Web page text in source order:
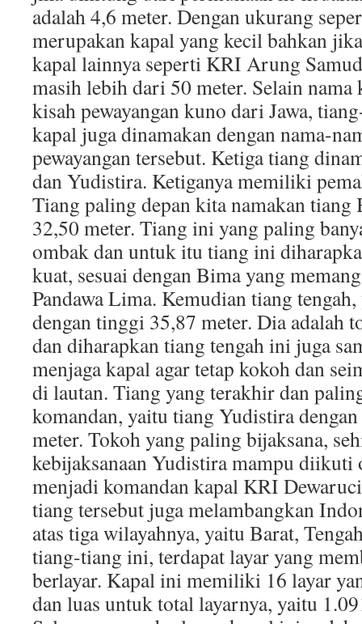
adalah 4,6 meter. Dengan ukurang
merupakan kapal yang kecil bahkan
kapal lainnya seperti KRI Arung
masih lebih dari 50 meter. Selain nama
kisah pewayangan kuno dari Jawa,
kapal juga dinamakan dengan nama-
pewayangan tersebut. Ketiga tiang
dan Yudistira. Ketiganya memiliki
Tiang paling depan kita namakan tiang
32,50 meter. Tiang ini yang paling
ombak dan untuk itu tiang ini
kuat, sesuai dengan Bima yang
Pandawa Lima. Kemudian tiang
dengan tinggi 35,87 meter. Dia adalah
dan diharapkan tiang tengah ini juga
menjaga kapal agar tetap kokoh dan
di lautan. Tiang yang terakhir dan
komandan, yaitu tiang Yudistira
meter. Tokoh yang paling bijaksana,
kebijaksanaan Yudistira mampu diikuti
menjadi komandan kapal KRI
tiang tersebut juga melambangkan
atas tiga wilayahnya, yaitu Barat,
tiang-tiang ini, terdapat layar yang
berlayar. Kapal ini memiliki 16 layar
dan luas untuk total layarnya, yaitu